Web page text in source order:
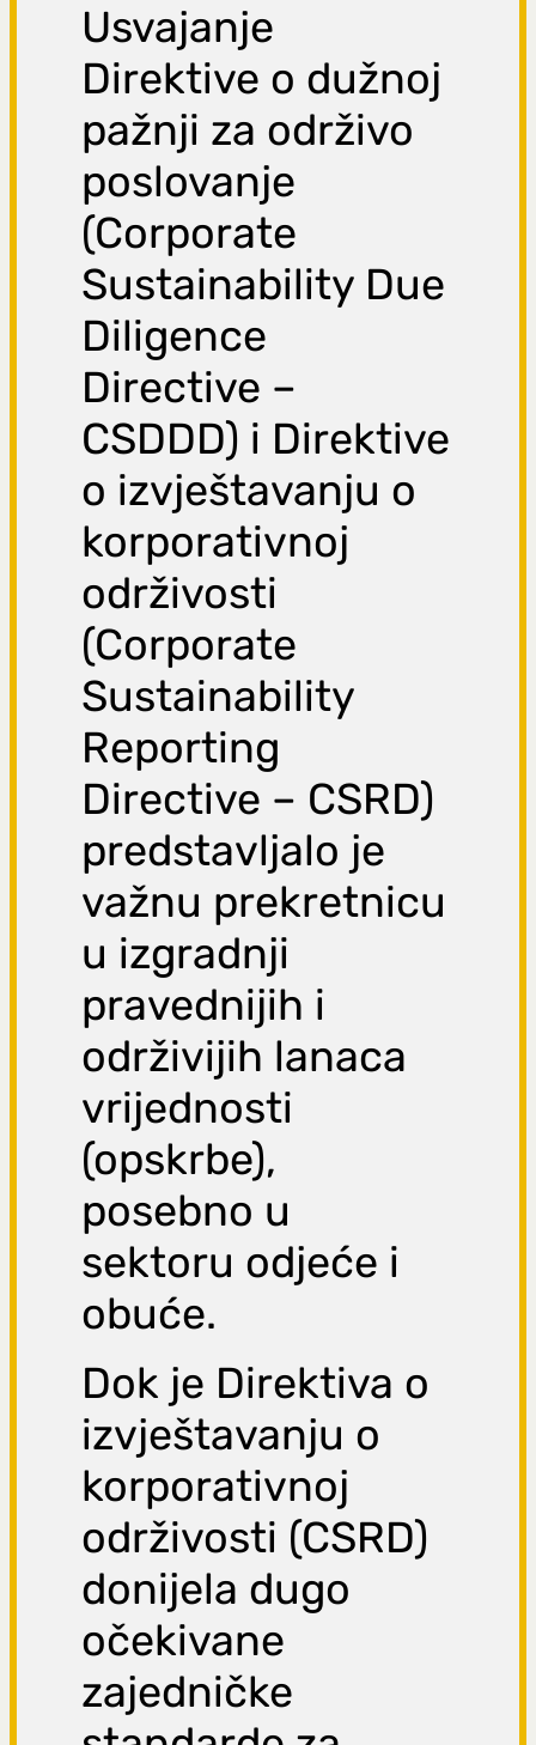
Usvajanje
Direktive o dužnoj
pažnji za održivo
poslovanje
(Corporate
Sustainability Due
Diligence
Directive –
CSDDD) i Direktive
o izvještavanju o
korporativnoj
održivosti
(Corporate
Sustainability
Reporting
Directive – CSRD)
predstavljalo je
važnu prekretnicu
u izgradnji
pravednijih i
održivijih lanaca
vrijednosti
(opskrbe),
posebno u
sektoru odjeće i
obuće.
Dok je Direktiva o
izvještavanju o
korporativnoj
održivosti (CSRD)
donijela dugo
očekivane
zajedničke